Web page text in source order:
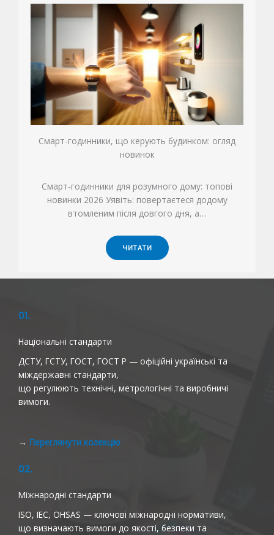
Смарт-годинники, що керують будинком: огляд
новинок
Смарт-годинники для розумного дому: топові
новинки 2026 Уявіть: повертаєтеся додому
втомленим після довгого дня, а…
ЧИТАТИ
01.
Національні стандарти
ДСТУ, ГСТУ, ГОСТ, ГОСТ Р — офіційні українські та
міждержавні стандарти,
що регулюють технічні, метрологічні та виробничі
вимоги.
→ Переглянути колекцію
02.
Міжнародні стандарти
ISO, IEC, OHSAS — ключові міжнародні нормативи,
що визначають вимоги до якості, безпеки та